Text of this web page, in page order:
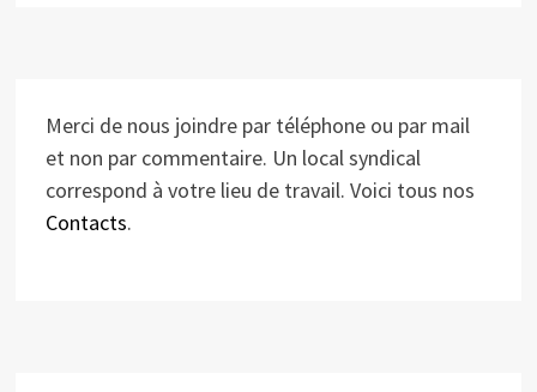
Merci de nous joindre par téléphone ou par mail
et non par commentaire. Un local syndical
correspond à votre lieu de travail. Voici tous nos
Contacts.